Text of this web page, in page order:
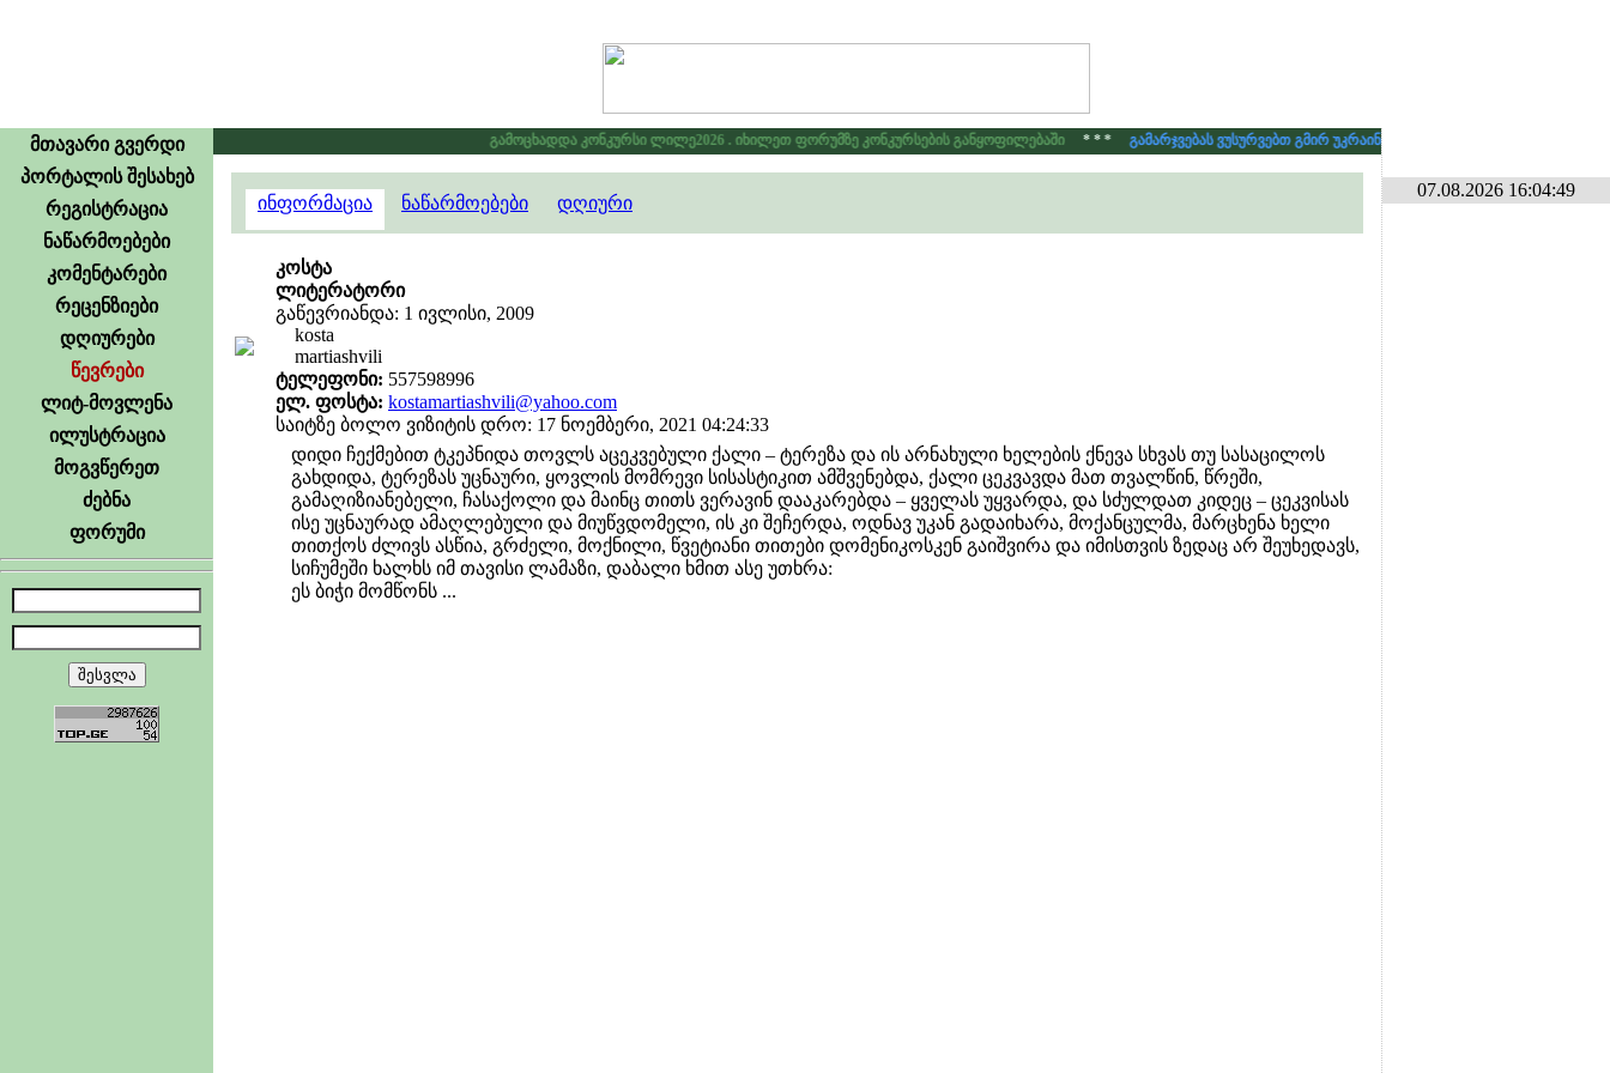
მთავარი გვერდი
პორტალის შესახებ
რეგისტრაცია
ნაწარმოებები
კომენტარები
რეცენზიები
დღიურები
წევრები
ლიტ-მოვლენა
ილუსტრაცია
მოგვწერეთ
ძებნა
ფორუმი
გამოცხადდა კონკურსი ლილე2026 . იხილეთ ფორუმზე კონკურსების განყოფილებაში* * * გამარჯვებას ვუსურვებთ გმირ უკრაინელ ხალხს რუს აგრესორზე.
ინფორმაცია ნაწარმოებები დღიური
კოსტა
ლიტერატორი
გაწევრიანდა: 1 ივლისი, 2009
kosta
martiashvili
ტელეფონი: 557598996
ელ. ფოსტა: kostamartiashvili@yahoo.com
საიტზე ბოლო ვიზიტის დრო: 17 ნოემბერი, 2021 04:24:33
დიდი ჩექმებით ტკეპნიდა თოვლს აცეკვებული ქალი – ტერეზა და ის არნახული ხელების ქნევა სხვას თუ სასაცილოს
გახდიდა, ტერეზას უცნაური, ყოვლის მომრევი სისასტიკით ამშვენებდა, ქალი ცეკვავდა მათ თვალწინ, წრეში,
გამაღიზიანებელი, ჩასაქოლი და მაინც თითს ვერავინ დააკარებდა – ყველას უყვარდა, და სძულდათ კიდეც – ცეკვისას
ისე უცნაურად ამაღლებული და მიუწვდომელი, ის კი შეჩერდა, ოდნავ უკან გადაიხარა, მოქანცულმა, მარცხენა ხელი
თითქოს ძლივს ასწია, გრძელი, მოქნილი, წვეტიანი თითები დომენიკოსკენ გაიშვირა და იმისთვის ზედაც არ შეუხედავს,
სიჩუმეში ხალხს იმ თავისი ლამაზი, დაბალი ხმით ასე უთხრა:
ეს ბიჭი მომწონს ...
07.08.2026 16:04:49